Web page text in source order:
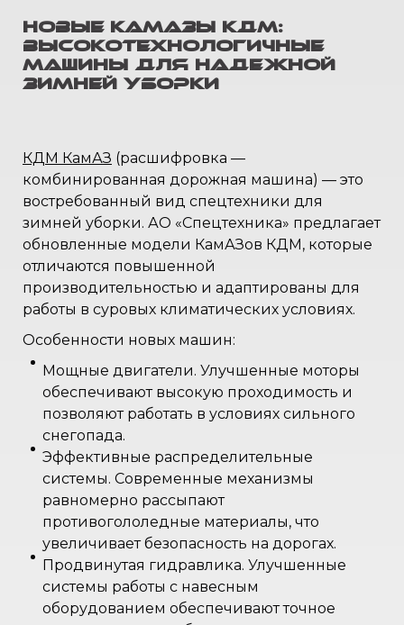
Новые КамАЗы КДМ:
высокотехнологичные
машины для надежной
зимней уборки
КДМ КамАЗ (расшифровка —
комбинированная дорожная машина) — это
востребованный вид спецтехники для
зимней уборки. АО «Спецтехника» предлагает
обновленные модели КамАЗов КДМ, которые
отличаются повышенной
производительностью и адаптированы для
работы в суровых климатических условиях.
Особенности новых машин:
Мощные двигатели. Улучшенные моторы
обеспечивают высокую проходимость и
позволяют работать в условиях сильного
снегопада.
Эффективные распределительные
системы. Современные механизмы
равномерно рассыпают
противогололедные материалы, что
увеличивает безопасность на дорогах.
Продвинутая гидравлика. Улучшенные
системы работы с навесным
оборудованием обеспечивают точное